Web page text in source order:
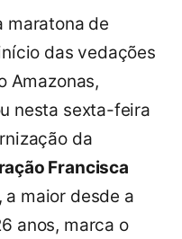
maratona de
das vedações
Amazonas,
nesta sexta-feira
da
Francisca
a maior desde a
anos, marca o